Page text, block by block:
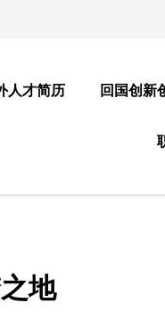
人才简历 回国创新
地